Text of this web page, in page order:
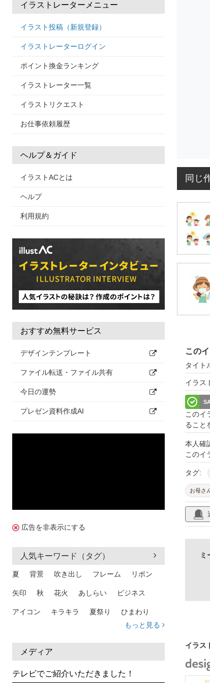
イラストレーターメニュー
イラスト投稿（新規登録）
イラストレーターログイン
ポイント換金ランキング
イラストレーター一覧
イラストリクエスト
お仕事依頼履歴
ヘルプ＆ガイド
イラストACとは
ヘルプ
利用規約
おすすめ無料サービス
デザインテンプレート
ファイル転送・ファイル共有
今日の運勢
プレゼン資料作成AI
広告を非表示にする
人気キーワード（タグ）
夏 背景 吹き出し フレーム リボン
矢印 秋 花火 あしらい ビジネス
アイコン キラキラ 夏祭り ひまわり
熱中症
人物 暑中見舞い
日本地図 海
もっと見る
メディア
テレビでご紹介いただきました！
同じ
この
タイト
イラス
このイ
ること
本人確
このイ
タグ:
お母さ
夏
外す
ミ
イラス